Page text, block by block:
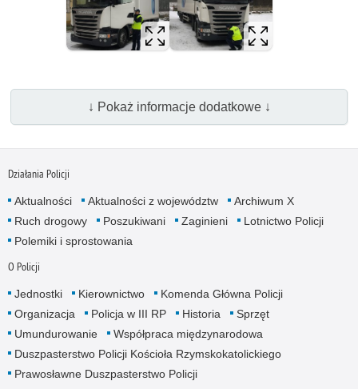
↓ Pokaż informacje dodatkowe ↓
Działania Policji
Aktualności Aktualności z województw
Archiwum X
Ruch drogowy
Poszukiwani Zaginieni
Lotnictwo Policji
Polemiki i sprostowania
O Policji
Jednostki Kierownictwo
Komenda Główna Policji
Organizacja
Policja w III RP Historia
Sprzęt
Umundurowanie
Współpraca międzynarodowa
Duszpasterstwo Policji Kościoła Rzymskokatolickiego
Prawosławne Duszpasterstwo Policji